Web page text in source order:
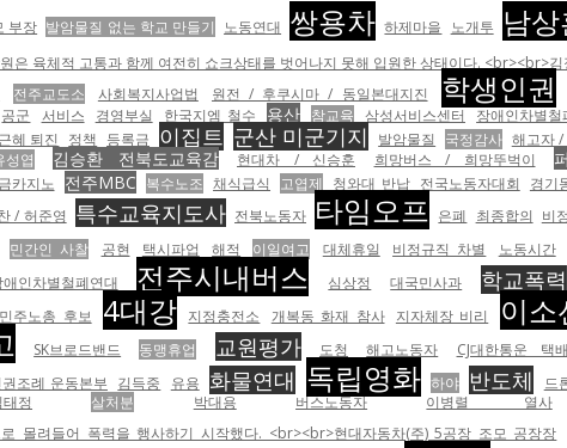
부장 발암물질 없는 학교 만들기 노동연대 쌍용차 하제마을 노개투 남
은 육체적 고통과 함께 여전히 쇼크상태를 벗어나지 못해 입원한 상태이다. <br><br>
전주교도소 사회복지사업법 원전 / 후쿠시마 / 동일본대지진 학생인권
공군 서비스 경영부실 한국지엠 철수 용산 참교육 삼성서비스센터
장애인차별
혜 퇴진 정책 등록금 이집트 군산 미군기지 발암물질 국정감사 해고자
성엽 김승환 전북도교육감 현대차 / 신승훈 희망버스 / 희망뚜벅이
카지노 전주MBC 복수노조 채식급식 고엽제 청와대 반납 전국노동자대회 경기
/ 허준영 특수교육지도사 전북노동자 타임오프 은폐 최종합의 비
민간인 사찰 공현 택시파업 해적 이일여고 대체휴일 비정규직 차별 노동시간
애인차별철폐연대 전주시내버스 심상정 대국민사과 학교폭력
민주노총 후보 4대강 지정충전소 개복동 화재 참사 지자체장 비리 이소
SK브로드밴드 동맹휴업 교원평가 도청 해고노동자 CJ대한통운 택
조례 운동본부 김득중 유용 화물연대 독립영화 하야 반도체 드
태정 살처분 박대용 버스노동자 이병렬 열사
몰려들어 폭력을 행사하기 시작했다. <br><br>현대자동차(주) 5공장 조모 공장장